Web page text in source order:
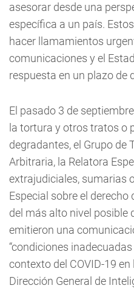
asesorar desde una
específica a un país.
hacer llamamientos
comunicaciones y el
respuesta en un plazo de
El pasado 3 de
la tortura y otros tratos o
degradantes, el Grupo de
Arbitraria, la Relatora
extrajudiciales, sumarias
Especial sobre el
del más alto nivel posible
emitieron una
“condiciones
contexto del COVID-19
Dirección General de